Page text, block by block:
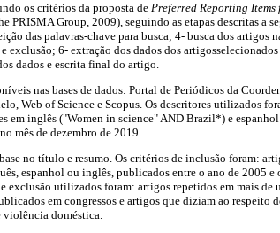
os critérios da proposta de Preferred Reporting Items
PRISMA Group, 2009), seguindo as etapas descritas a
das palavras-chave para busca; 4- busca dos artigos
exclusão; 6- extração dos dados dos
dados e escrita final do artigo.
nas bases de dados: Portal de Periódicos da
Web of Science e Scopus. Os descritores utilizados
em inglês ("Women in science" AND Brazil*) e
mês de dezembro de 2019.
no título e resumo. Os critérios de inclusão foram:
espanhol ou inglês, publicados entre o ano de 2005
exclusão utilizados foram: artigos repetidos em mais de
em congressos e artigos que diziam ao respeito
violência doméstica.